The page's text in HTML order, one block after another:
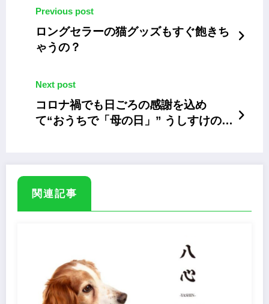
Previous post
ロングセラーの猫グッズもすぐ飽きち
ゃうの？
Next post
コロナ禍でも日ごろの感謝を込め
て“おうちで「母の日」” うしすけの
関連記事